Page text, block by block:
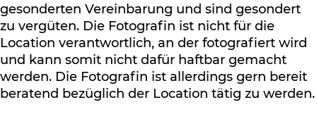
gesonderten Vereinbarung und sind gesondert
zu vergüten. Die Fotografin ist nicht für die
Location verantwortlich, an der fotografiert wird
und kann somit nicht dafür haftbar gemacht
werden. Die Fotografin ist allerdings gern bereit
beratend bezüglich der Location tätig zu werden.